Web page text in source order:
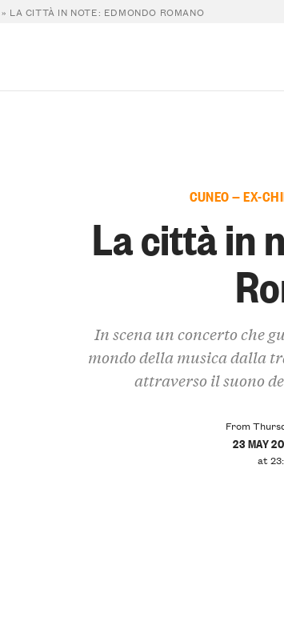
» LA CITTÀ IN NOTE: EDMONDO ROMANO
CUNEO — EX-
La città in
In scena un concerto che
mondo della musica dalla
attraverso il suono
From
23 MAY
at